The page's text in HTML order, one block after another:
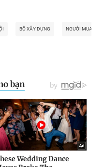
BỘ XÂY DỰNG NGƯỜI MUA NHÀ